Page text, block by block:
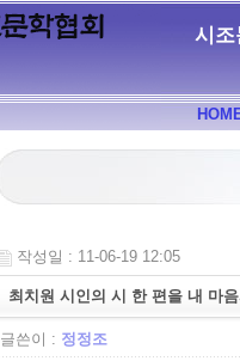
시조
작성일 : 11-06-19 12:05
최치원 시인의 시 한 편을 내 마
글쓴이 : 정정조